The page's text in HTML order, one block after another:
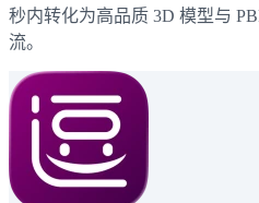
秒内转化为高品质 3D 模型与
流。